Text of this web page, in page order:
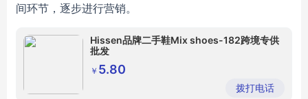
间环节，逐步进行营销。
Hissen品牌二手鞋Mix shoes-182跨境专供
批发
￥ 5.80
拨打电话